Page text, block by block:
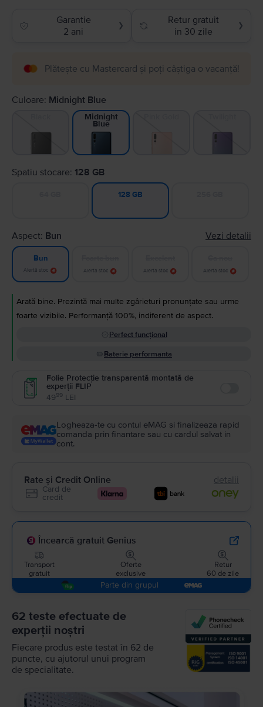
Garantie
2 ani
❯
Retur gratuit
in 30 zile
❯
Plătește cu Mastercard și poți câștiga o vacanță!
Culoare: Midnight Blue
Midnight
Blue
Spatiu stocare: 128 GB
128 GB
Aspect: Bun Vezi detalii
Bun
Alertă stoc Alertă stoc Alertă stoc Alertă stoc
Arată bine. Prezintă mai multe zgârieturi pronunțate sau urme
foarte vizibile. Performanță 100%, indiferent de aspect.
Perfect funcțional
Baterie performanta
Folie Protecție transparentă montată de
experții FLIP
4999 LEI
Logheaza-te cu contul eMAG si finalizeaza rapid
comanda prin finantare sau cu cardul salvat in
cont.
Rate și Credit Online detalii
Card de
credit
Încearcă gratuit Genius
Transport
gratuit
Oferte
exclusive
Retur
60 de zile
Parte din grupul
62 teste efectuate de
experții noștri
Fiecare produs este testat în 62 de
puncte, cu ajutorul unui program
de specialitate.